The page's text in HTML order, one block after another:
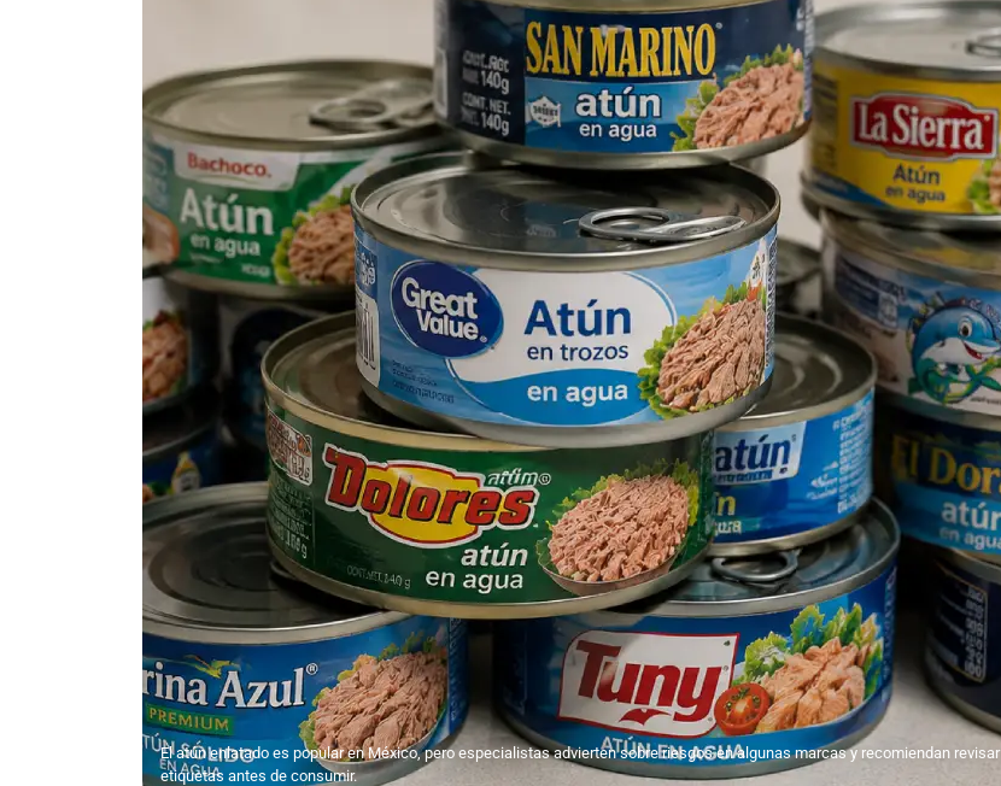
El atún enlatado es popular en México, pero especialistas advierten sobre riesgos en algunas marcas y recomiendan revisar
etiquetas antes de consumir.